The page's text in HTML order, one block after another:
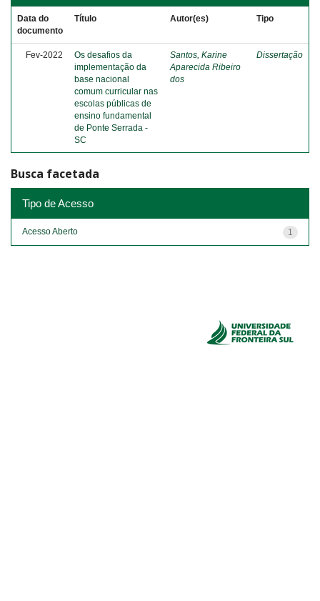
Data do
documento
Título Autor(es) Tipo
Fev-2022
Os desafios da
implementação da
base nacional
comum curricular nas
escolas públicas de
ensino fundamental
de Ponte Serrada -
SC
Santos, Karine
Aparecida Ribeiro
dos
Dissertação
Busca facetada
Tipo de Acesso
1
Acesso Aberto